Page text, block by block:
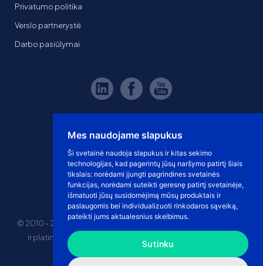
Mes naudojame slapukus
Ši svetainė naudoja slapukus ir kitas sekimo
technologijas, kad pagerintų jūsų naršymo patirtį šiais
tikslais: norėdami įjungti pagrindines svetainės
funkcijas, norėdami suteikti geresnę patirtį svetainėje,
išmatuoti jūsų susidomėjimą mūsų produktais ir
paslaugomis bei individualizuoti rinkodaros sąveiką,
pateikti jums aktualesnius skelbimus.
Sutinku
Privatumo politika
Verslo partnerystė
Darbo pasiūlymai
© 2010 - 2026 eshoprent prekinis ženklas saugomas. Kopijuoti
ir platinti svetainės turinį be sutikimo griežtai draudžiama.